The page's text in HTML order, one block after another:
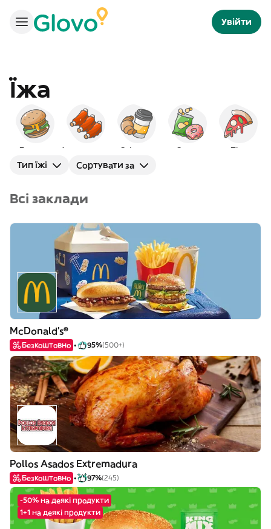
Увійти
Їжа
Бургери Сніданок Снеки Піца
Тип їжі Сортувати за
Всі заклади
McDonald's®
Безкоштовно 95%(500+)
Pollos Asados Extremadura
Безкоштовно 97%(245)
-50% на деякі продукти
1+1 на деякі продукти